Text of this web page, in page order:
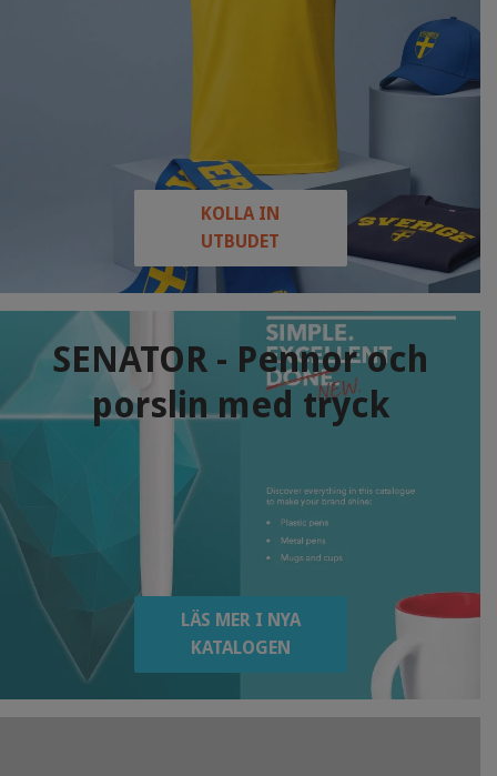
KOLLA IN
UTBUDET
SENATOR - Pennor och
porslin med tryck
LÄS MER I NYA
KATALOGEN